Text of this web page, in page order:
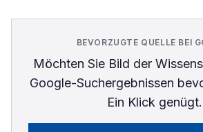
BEVORZUGTE QUELLE BEI
Möchten Sie Bild der
Google-Suchergebnissen
Ein Klick genügt.